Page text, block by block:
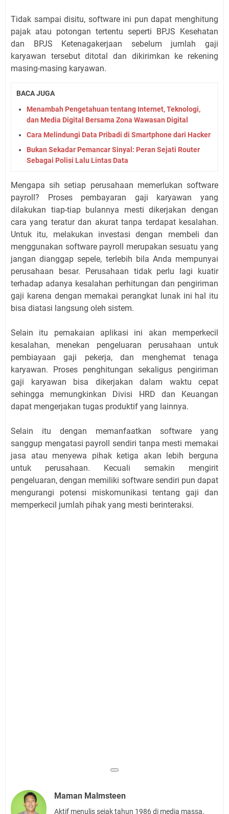
Tidak sampai disitu, software ini pun dapat menghitung
pajak atau potongan tertentu seperti BPJS Kesehatan
dan BPJS Ketenagakerjaan sebelum jumlah gaji
karyawan tersebut ditotal dan dikirimkan ke rekening
masing-masing karyawan.
BACA JUGA
Menambah Pengetahuan tentang Internet, Teknologi,
dan Media Digital Bersama Zona Wawasan Digital
Cara Melindungi Data Pribadi di Smartphone dari Hacker
Bukan Sekadar Pemancar Sinyal: Peran Sejati Router
Sebagai Polisi Lalu Lintas Data
Mengapa sih setiap perusahaan memerlukan software
payroll? Proses pembayaran gaji karyawan yang
dilakukan tiap-tiap bulannya mesti dikerjakan dengan
cara yang teratur dan akurat tanpa terdapat kesalahan.
Untuk itu, melakukan investasi dengan membeli dan
menggunakan software payroll merupakan sesuatu yang
jangan dianggap sepele, terlebih bila Anda mempunyai
perusahaan besar. Perusahaan tidak perlu lagi kuatir
terhadap adanya kesalahan perhitungan dan pengiriman
gaji karena dengan memakai perangkat lunak ini hal itu
bisa diatasi langsung oleh sistem.
Selain itu pemakaian aplikasi ini akan memperkecil
kesalahan, menekan pengeluaran perusahaan untuk
pembiayaan gaji pekerja, dan menghemat tenaga
karyawan. Proses penghitungan sekaligus pengiriman
gaji karyawan bisa dikerjakan dalam waktu cepat
sehingga memungkinkan Divisi HRD dan Keuangan
dapat mengerjakan tugas produktif yang lainnya.
Selain itu dengan memanfaatkan software yang
sanggup mengatasi payroll sendiri tanpa mesti memakai
jasa atau menyewa pihak ketiga akan lebih berguna
untuk perusahaan. Kecuali semakin mengirit
pengeluaran, dengan memiliki software sendiri pun dapat
mengurangi potensi miskomunikasi tentang gaji dan
memperkecil jumlah pihak yang mesti berinteraksi.
Maman Malmsteen
Aktif menulis sejak tahun 1986 di media massa.